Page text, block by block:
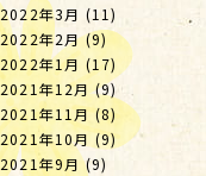
2022年3月 (11)
2022年2月(9)
2022年1月 (17)
2021年12月(9)
2021年11月 (8)
2021年10月 (9)
2021年9月 (9)